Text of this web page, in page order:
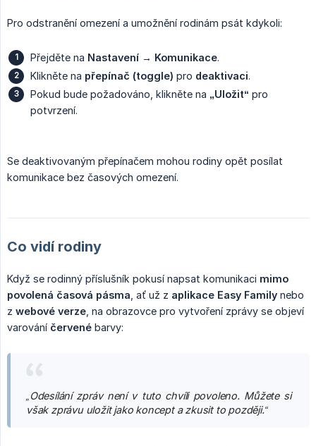
Pro odstranění omezení a umožnění rodinám psát kdykoli:
Přejděte na Nastavení → Komunikace.
Klikněte na přepínač (toggle) pro deaktivaci.
Pokud bude požadováno, klikněte na „Uložit“ pro
potvrzení.
Se deaktivovaným přepínačem mohou rodiny opět posílat
komunikace bez časových omezení.
Co vidí rodiny
Když se rodinný příslušník pokusí napsat komunikaci mimo
povolená časová pásma , ať už z aplikace Easy Family nebo
z webové verze , na obrazovce pro vytvoření zprávy se objeví
varování červené barvy:
„Odesílání zpráv není v tuto chvíli povoleno. Můžete si
však zprávu uložit jako koncept a zkusit to později.“